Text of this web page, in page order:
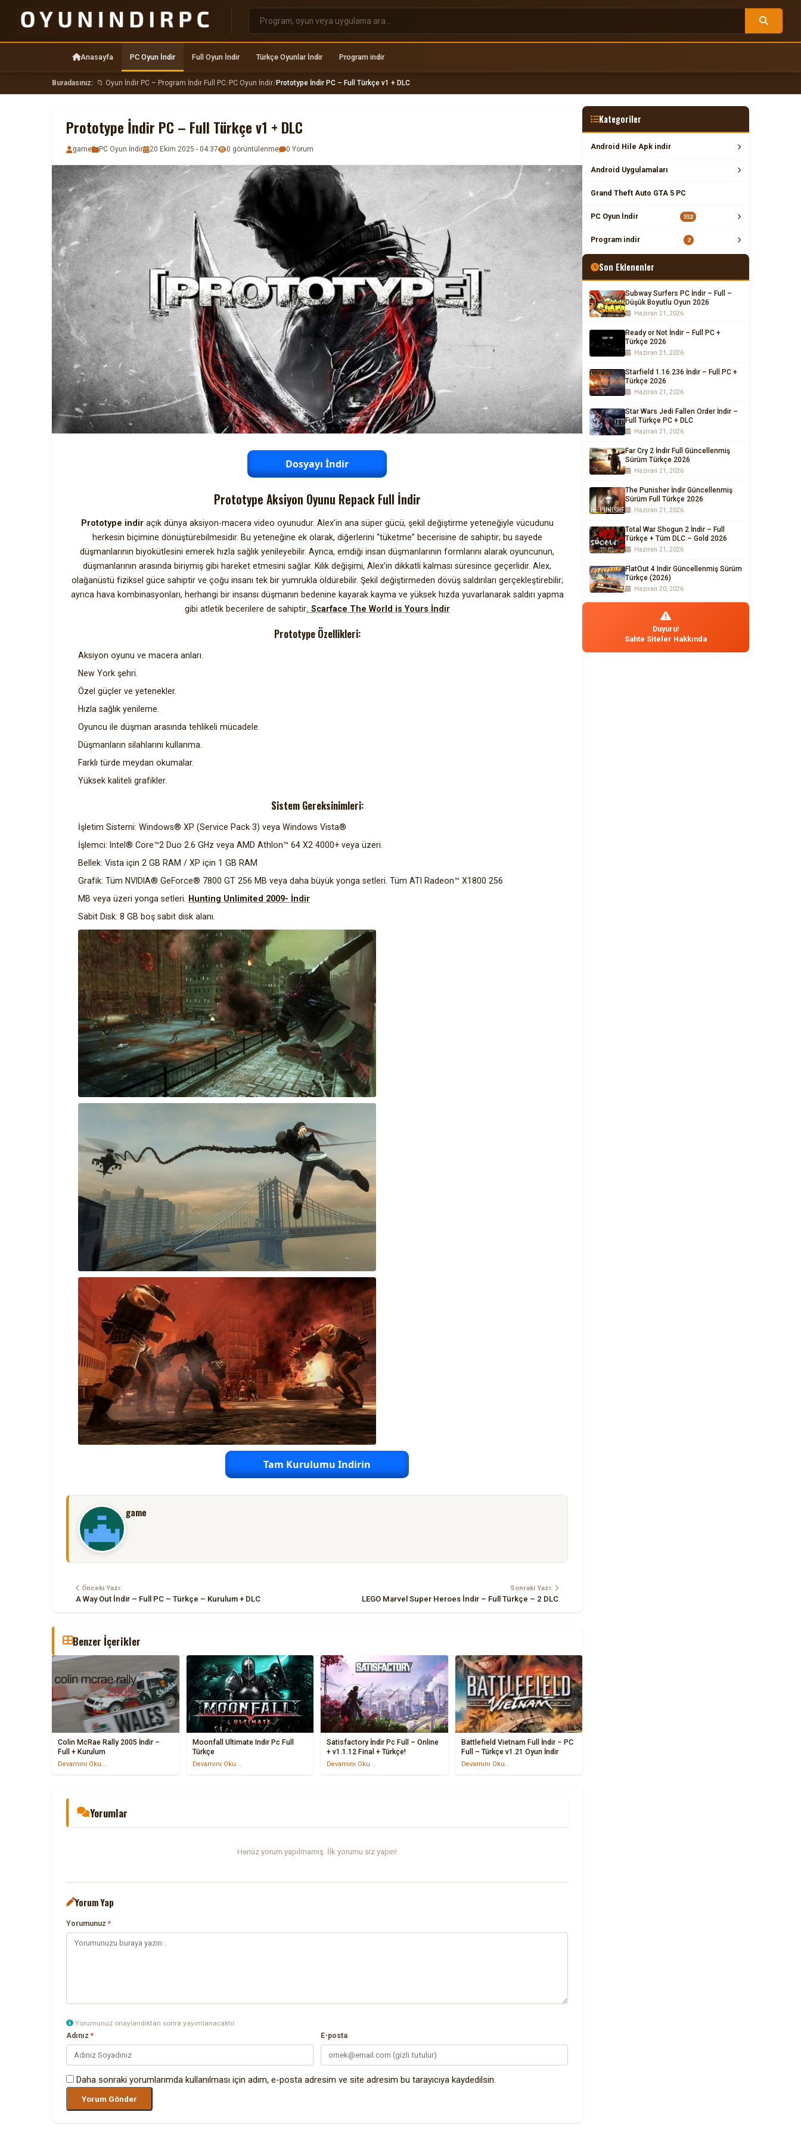
Anasayfa PC Oyun İndir Full Oyun İndir Türkçe Oyunlar İndir Program indir
Buradasınız: 📁 Oyun İndir PC – Program İndir Full PC/PC Oyun İndir/Prototype İndir PC – Full Türkçe v1 + DLC
Prototype İndir PC – Full Türkçe v1 + DLC
game PC Oyun İndir 20 Ekim 2025 - 04:37 0 görüntülenme 0 Yorum
Dosyayı İndir
Prototype Aksiyon Oyunu Repack Full İndir
Prototype indiraçık dünya aksiyon-macera video oyunudur. Alex’in ana süper gücü, şekil değiştirme yeteneğiyle vücudunu
herkesin biçimine dönüştürebilmesidir. Bu yeteneğine ek olarak, diğerlerini “tüketme” becerisine de sahiptir; bu sayede
düşmanlarının biyokütlesini emerek hızla sağlık yenileyebilir. Ayrıca, emdiği insan düşmanlarının formlarını alarak oyuncunun,
düşmanlarının arasında biriymiş gibi hareket etmesini sağlar. Kılık değişimi, Alex’in dikkatli kalması süresince geçerlidir. Alex,
olağanüstü fiziksel güce sahiptir ve çoğu insanı tek bir yumrukla öldürebilir. Şekil değiştirmeden dövüş saldırıları gerçekleştirebilir;
ayrıca hava kombinasyonları, herhangi bir insansı düşmanın bedenine kayarak kayma ve yüksek hızda yuvarlanarak saldırı yapma
gibi atletik becerilere de sahiptir. Scarface The World is Yours İndir
Prototype Özellikleri:
Aksiyon oyunu ve macera anları.
New York şehri.
Özel güçler ve yetenekler.
Hızla sağlık yenileme.
Oyuncu ile düşman arasında tehlikeli mücadele.
Düşmanların silahlarını kullanma.
Farklı türde meydan okumalar.
Yüksek kaliteli grafikler.
Sistem Gereksinimleri:
İşletim Sistemi: Windows® XP (Service Pack 3) veya Windows Vista®
İşlemci: Intel® Core™2 Duo 2.6 GHz veya AMD Athlon™ 64 X2 4000+ veya üzeri.
Bellek: Vista için 2 GB RAM / XP için 1 GB RAM
Grafik: Tüm NVIDIA® GeForce® 7800 GT 256 MB veya daha büyük yonga setleri. Tüm ATI Radeon™ X1800 256
MB veya üzeri yonga setleri.
Hunting Unlimited 2009- İndir
Sabit Disk: 8 GB boş sabit disk alanı.
Tam Kurulumu Indirin
game
Önceki Yazı:
A Way Out İndir – Full PC – Türkçe – Kurulum + DLC
Sonraki Yazı:
LEGO Marvel Super Heroes İndir – Full Türkçe – 2 DLC
Benzer İçerikler
Colin McRae Rally 2005 İndir –
Full + Kurulum
Devamını Oku...
Moonfall Ultimate Indir Pc Full
Türkçe
Devamını Oku...
Satisfactory İndir Pc Full – Online
+ v1.1.12 Final + Türkçe!
Devamını Oku...
Battlefield Vietnam Full İndir – PC
Full – Türkçe v1.21 Oyun İndir
Devamını Oku...
Yorumlar
Henüz yorum yapılmamış. İlk yorumu siz yapın!
Yorum Yap
Yorumunuz*
Yorumunuz onaylandıktan sonra yayımlanacaktır.
Adınız* E-posta
Daha sonraki yorumlarımda kullanılması için adım, e-posta adresim ve site adresim bu tarayıcıya kaydedilsin.
Kategoriler
Android Hile Apk indir
Android Uygulamaları
Grand Theft Auto GTA 5 PC
PC Oyun İndir 552
Program indir 2
Son Eklenenler
Subway Surfers PC İndir – Full –
Düşük Boyutlu Oyun 2026
Haziran 21, 2026
Ready or Not İndir – Full PC +
Türkçe 2026
Haziran 21, 2026
Starfield 1.16.236 İndir – Full PC +
Türkçe 2026
Haziran 21, 2026
Star Wars Jedi Fallen Order İndir –
Full Türkçe PC + DLC
Haziran 21, 2026
Far Cry 2 İndir Full Güncellenmiş
Sürüm Türkçe 2026
Haziran 21, 2026
The Punisher İndir Güncellenmiş
Sürüm Full Türkçe 2026
Haziran 21, 2026
Total War Shogun 2 İndir – Full
Türkçe + Tüm DLC – Gold 2026
Haziran 21, 2026
FlatOut 4 Indir Güncellenmiş Sürüm
Türkçe (2026)
Haziran 20, 2026
Duyuru!
Sahte Siteler Hakkında